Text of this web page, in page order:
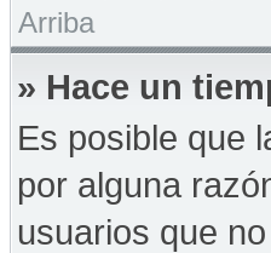
Arriba
» Hace un
Es posible que
por alguna
usuarios que